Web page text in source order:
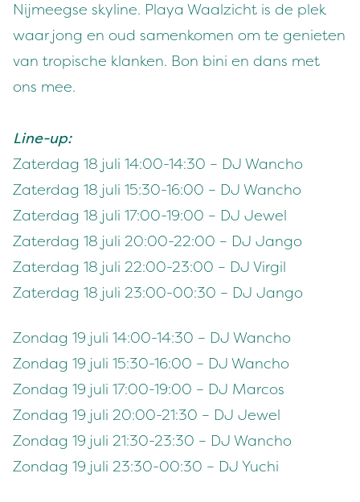
Nijmeegse skyline. Playa Waalzicht is de plek
waar jong en oud samenkomen om te genieten
van tropische klanken. Bon bini en dans met
ons mee.
Line-up:
Zaterdag 18 juli 14:00-14:30 – DJ Wancho
Zaterdag 18 juli 15:30-16:00 – DJ Wancho
Zaterdag 18 juli 17:00-19:00 – DJ Jewel
Zaterdag 18 juli 20:00-22:00 – DJ Jango
Zaterdag 18 juli 22:00-23:00 – DJ Virgil
Zaterdag 18 juli 23:00-00:30 – DJ Jango
Zondag 19 juli 14:00-14:30 – DJ Wancho
Zondag 19 juli 15:30-16:00 – DJ Wancho
Zondag 19 juli 17:00-19:00 – DJ Marcos
Zondag 19 juli 20:00-21:30 – DJ Jewel
Zondag 19 juli 21:30-23:30 – DJ Wancho
Zondag 19 juli 23:30-00:30 – DJ Yuchi